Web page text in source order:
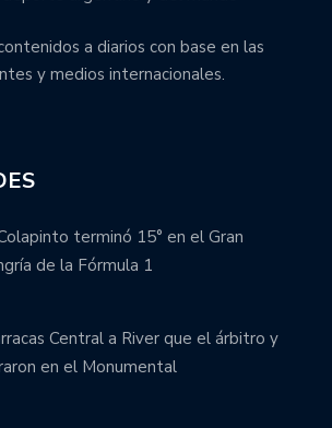
a diarios con base en las
y medios internacionales.
terminó 15° en el Gran
de la Fórmula 1
Central a River que el árbitro y
en el Monumental